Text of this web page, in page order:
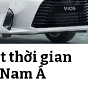
thời gian
Á